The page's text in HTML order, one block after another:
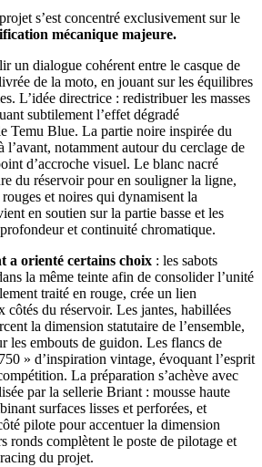
s’est concentré exclusivement sur le
mécanique majeure.
un dialogue cohérent entre le casque de
de la moto, en jouant sur les équilibres
L’idée directrice : redistribuer les masses
subtilement l’effet dégradé
Temu Blue. La partie noire inspirée du
l’avant, notamment autour du cerclage de
d’accroche visuel. Le blanc nacré
du réservoir pour en souligner la ligne,
et noires qui dynamisent la
en soutien sur la partie basse et les
et continuité chromatique.
a orienté certains choix : les sabots
la même teinte afin de consolider l’unité
traité en rouge, crée un lien
côtés du réservoir. Les jantes, habillées
la dimension statutaire de l’ensemble,
les embouts de guidon. Les flancs de
» d’inspiration vintage, évoquant l’esprit
La préparation s’achève avec
par la sellerie Briant : mousse haute
surfaces lisses et perforées, et
pilote pour accentuer la dimension
ronds complètent le poste de pilotage et
du projet.